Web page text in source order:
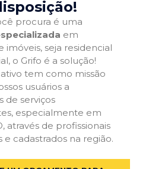
procura é uma
em
imóveis, seja residencial
o Grifo é a solução!
tem como missão
usuários a
de serviços
especialmente em
através de profissionais
e cadastrados na região.